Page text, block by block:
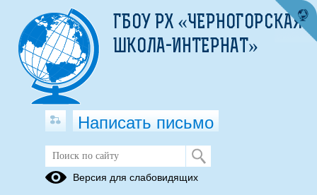
Онлайн - консультация 14 ноября
2024 года
ГБОУ РХ «ЧЕРНОГОРСКАЯ
ШКОЛА-ИНТЕРНАТ»
Написать письмо
Версия для слабовидящих